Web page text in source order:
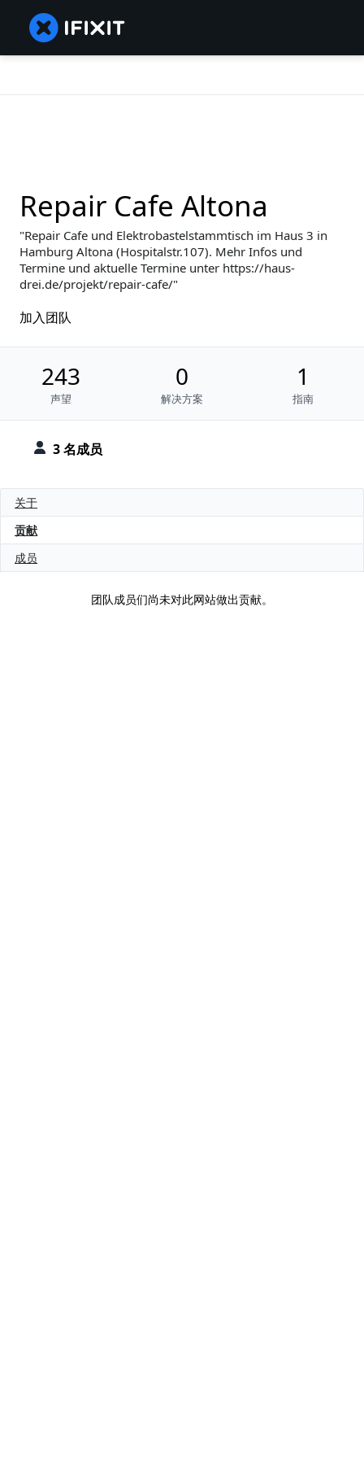
3 名成员
Repair Cafe Altona
Repair Cafe und Elektrobastelstammtisch im Haus 3 in
Hamburg Altona (Hospitalstr.107). Mehr Infos und
Termine und aktuelle Termine unter https://haus-
drei.de/projekt/repair-cafe/
加入团队
243
声望
0
解决方案
1
指南
关于
贡献
成员
团队成员们尚未对此网站做出贡献。